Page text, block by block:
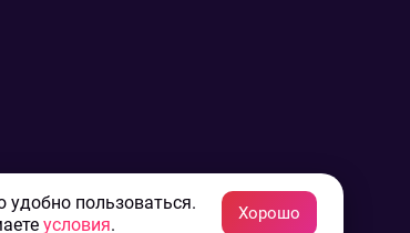
пользоваться.
условия.
Хорошо